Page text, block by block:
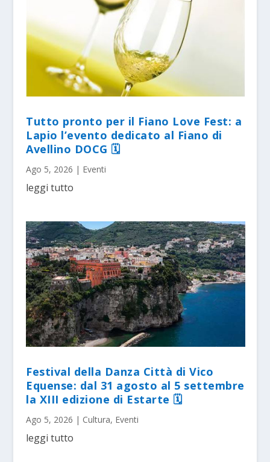
Tutto pronto per il Fiano Love Fest: a
Lapio l’evento dedicato al Fiano di
Avellino DOCG 🗓
Ago 5, 2026 | Eventi
leggi tutto
Festival della Danza Città di Vico
Equense: dal 31 agosto al 5 settembre
la XIII edizione di Estarte 🗓
Ago 5, 2026 | Cultura, Eventi
leggi tutto